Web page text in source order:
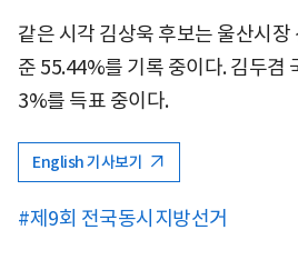
같은 시각 김상욱 후보는 울산시장
준 55.44%를 기록 중이다. 김두겸
3%를 득표 중이다.
English 기사보기
#제9회 전국동시지방선거